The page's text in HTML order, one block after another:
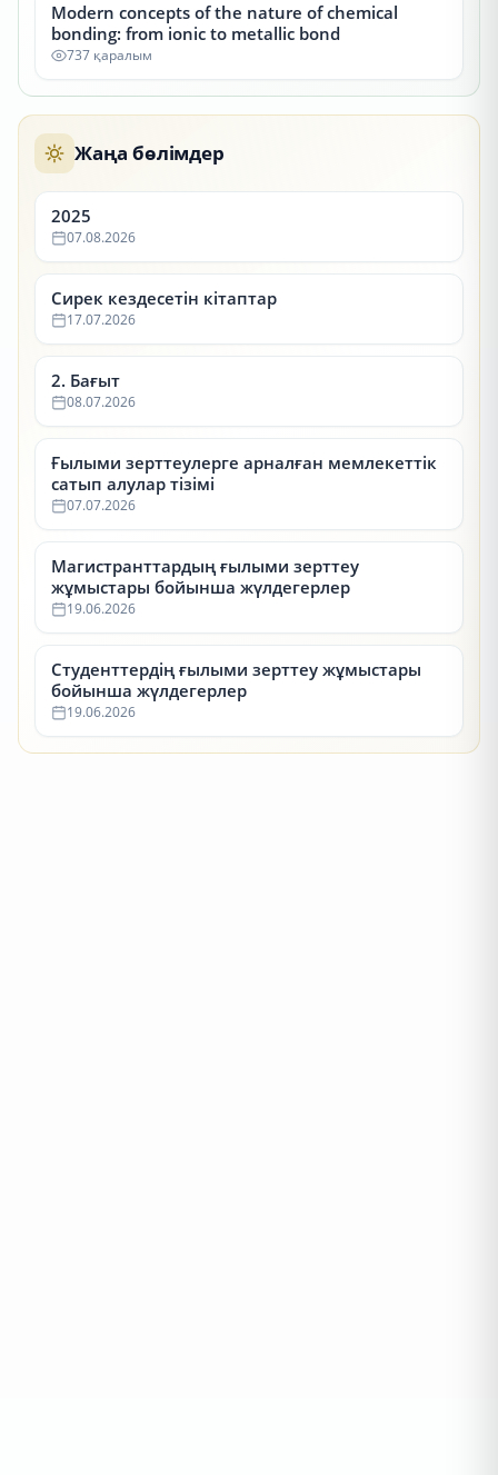
Modern concepts of the nature of chemical
bonding: from ionic to metallic bond
737 қаралым
Жаңа бөлімдер
2025
07.08.2026
Сирек кездесетін кітаптар
17.07.2026
2. Бағыт
08.07.2026
Ғылыми зерттеулерге арналған мемлекеттік
сатып алулар тізімі
07.07.2026
Магистранттардың ғылыми зерттеу
жұмыстары бойынша жүлдегерлер
19.06.2026
Студенттердің ғылыми зерттеу жұмыстары
бойынша жүлдегерлер
19.06.2026